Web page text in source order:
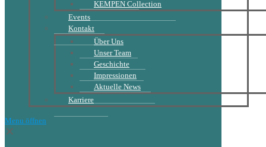
KEMPEN Collection
Events
Kontakt
Über Uns
Unser Team
Geschichte
Impressionen
Aktuelle News
Karriere
Menu öffnen
✕